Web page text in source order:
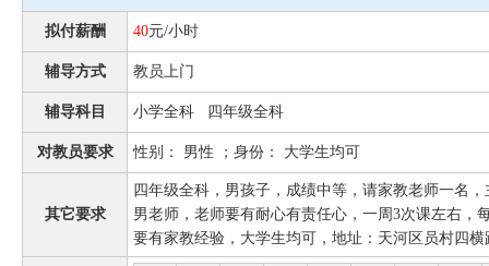
拟付薪酬 40元/小时
辅导方式 教员上门
辅导科目 小学全科 四年级全科
对教员要求 性别： 男性 ；身份： 大学生均可
其它要求
四年级全科，男孩子，成绩中等，请家教老师一名
男老师，老师要有耐心有责任心，一周3次课左右，
要有家教经验，大学生均可，地址：天河区员村四